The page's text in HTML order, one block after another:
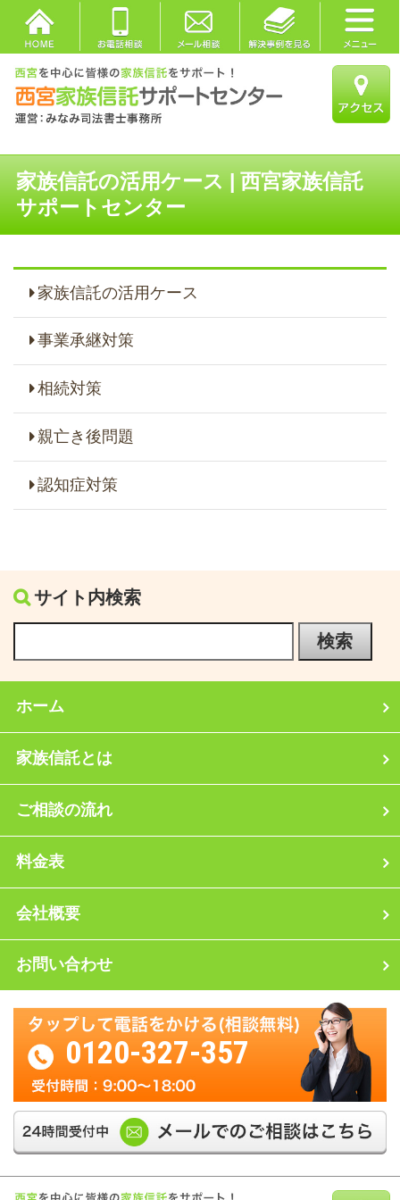
家族信託の活用ケース | 西宮家族信託
サポートセンター
家族信託の活用ケース
事業承継対策
相続対策
親亡き後問題
認知症対策
サイト内検索
ホーム
家族信託とは
ご相談の流れ
料金表
会社概要
お問い合わせ
0120-327-357